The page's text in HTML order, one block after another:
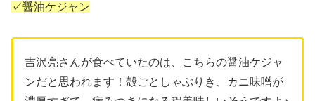
✓醤油ケジャン
吉沢亮さんが食べていたのは、こちらの醤油ケジャ
ンだと思われます！殻ごとしゃぶりき、カニ味噌が